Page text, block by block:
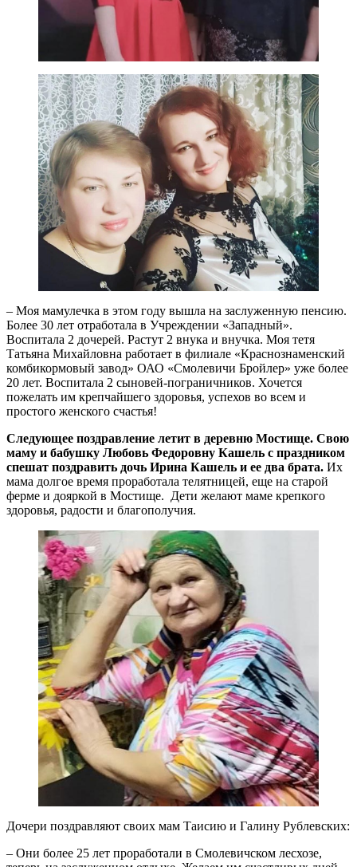
– Моя мамулечка в этом году вышла на заслуженную пенсию.
Более 30 лет отработала в Учреждении «Западный».
Воспитала 2 дочерей. Растут 2 внука и внучка. Моя тетя
Татьяна Михайловна работает в филиале «Краснознаменский
комбикормовый завод» ОАО «Смолевичи Бройлер» уже более
20 лет. Воспитала 2 сыновей-пограничников. Хочется
пожелать им крепчайшего здоровья, успехов во всем и
простого женского счастья!
Следующее поздравление летит в деревню Мостище. Свою
маму и бабушку Любовь Федоровну Кашель с праздником
спешат поздравить дочь Ирина Кашель и ее два брата. Их
мама долгое время проработала телятницей, еще на старой
ферме и дояркой в Мостище. Дети желают маме крепкого
здоровья, радости и благополучия.
Дочери поздравляют своих мам Таисию и Галину Рублевских:
– Они более 25 лет проработали в Смолевичском лесхозе,